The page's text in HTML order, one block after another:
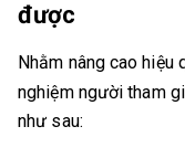
được
Nhằm nâng cao
nghiệm người tham
như sau: